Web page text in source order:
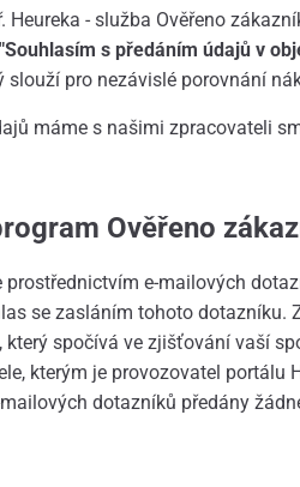
Heureka - služba Ověřeno
"Souhlasím s předáním údajů v
pro nezávislé porovnání
máme s našimi zpracovateli
Ověřeno
e-mailových
se zasláním tohoto
spočívá ve zjišťování vaší
kterým je provozovatel
dotazníků předány